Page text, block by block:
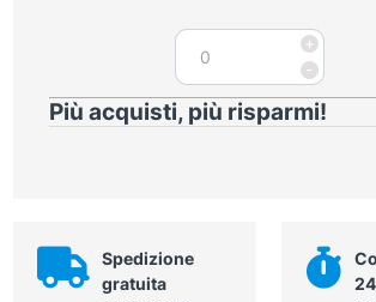
-
Contenitore
con
tappeto
millepunte
quantità
+
Più acquisti, più risparmi!
Spedizione
gratuita